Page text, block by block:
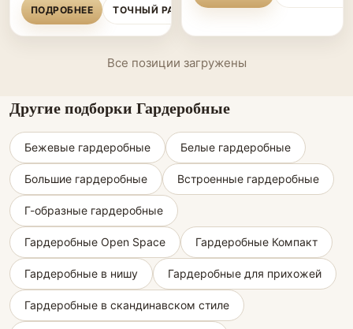
ПОДРОБНЕЕ ТОЧНЫЙ РАСЧЁТ
Все позиции загружены
Другие подборки Гардеробные
Бежевые гардеробные Белые гардеробные
Большие гардеробные Встроенные гардеробные
Г-образные гардеробные
Гардеробные Open Space Гардеробные Компакт
Гардеробные в нишу Гардеробные для прихожей
Гардеробные в скандинавском стиле